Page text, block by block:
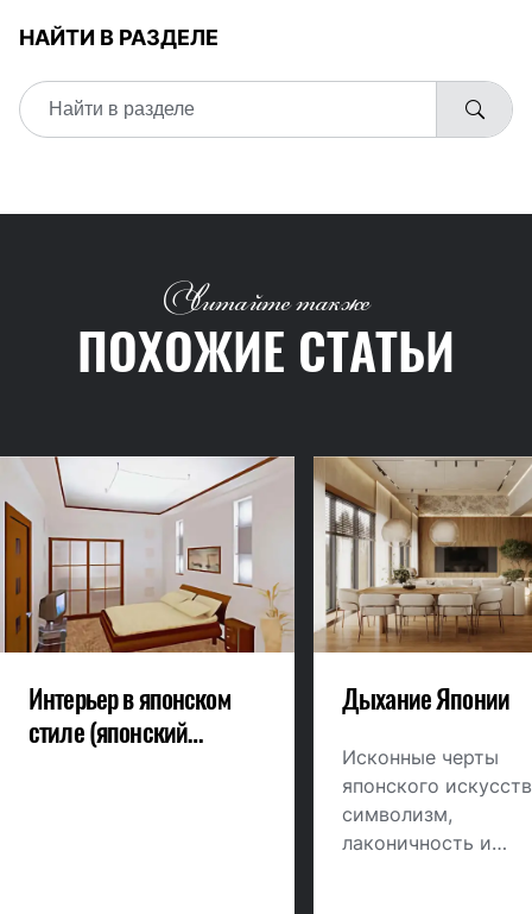
НАЙТИ В РАЗДЕЛЕ
Читайте также
ПОХОЖИЕ СТАТЬИ
Интерьер в японском
стиле (японский
Дыхание Японии
Исконные черты
японского
символизм,
лаконичность и